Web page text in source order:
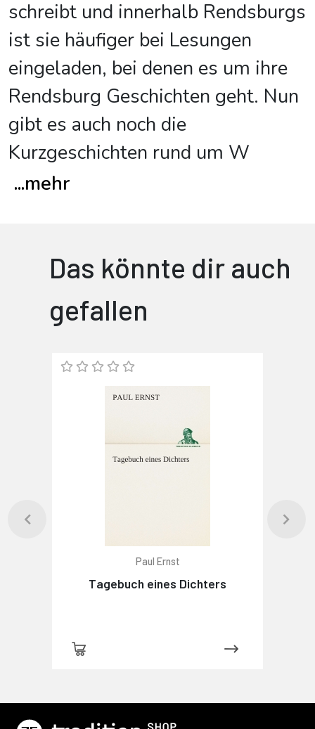
schreibt und innerhalb Rendsburgs
ist sie häufiger bei Lesungen
eingeladen, bei denen es um ihre
Rendsburg Geschichten geht. Nun
gibt es auch noch die
Kurzgeschichten rund um W
...mehr
Das könnte dir auch
gefallen
Paul Ernst
Tagebuch eines Dichters